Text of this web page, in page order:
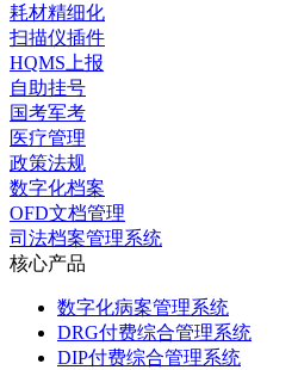
耗材精细化
扫描仪插件
HQMS上报
自助挂号
国考军考
医疗管理
政策法规
数字化档案
OFD文档管理
司法档案管理系统
核心产品
数字化病案管理系统
DRG付费综合管理系统
DIP付费综合管理系统